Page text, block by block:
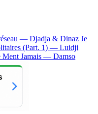
— Djadja & Dinaz Je
(Part. 1) — Luidji
Ment Jamais — Damso